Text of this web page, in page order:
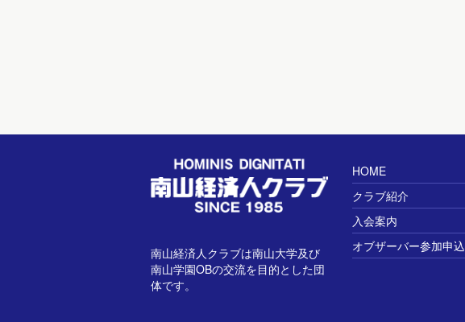
南山経済人クラブは南山大学及び
南山学園OBの交流を目的とした団
体です。
HOME
クラブ紹介
入会案内
オブザーバー参加申込